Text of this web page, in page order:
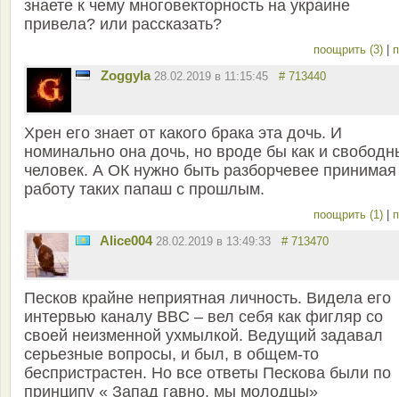
знаете к чему многовекторность на украине
привела? или рассказать?
поощрить (3)
Zoggyla 28.02.2019 в 11:15:45 # 713440
Хрен его знает от какого брака эта дочь. И
номинально она дочь, но вроде бы как и
человек. А ОК нужно быть разборчевее
работу таких папаш с прошлым.
поощрить (1)
Alice004 28.02.2019 в 13:49:33 # 713470
Песков крайне неприятная личность. Видела его
интервью каналу BBC – вел себя как фигляр со
своей неизменной ухмылкой. Ведущий задавал
серьезные вопросы, и был, в общем-то
беспристрастен. Но все ответы Пескова были по
принципу « Запад гавно, мы молодцы»